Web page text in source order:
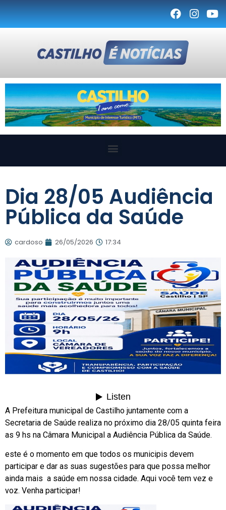
Dia 28/05 Audiência
Pública da Saúde
cardoso 26/05/2026 17:34
A Prefeitura municipal de Castilho juntamente com a
Secretaria de Saúde realiza no próximo dia 28/05 quinta feira
as 9 hs na Câmara Municipal a Audiência Pública da Saúde.
este é o momento em que todos os municipis devem
participar e dar as suas sugestões para que possa melhor
ainda mais a saúde em nossa cidade. Aqui você tem vez e
voz. Venha participar!